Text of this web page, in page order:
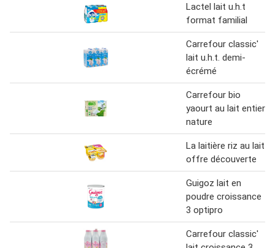
Lactel lait u.h.t
format familial
Carrefour classic'
lait u.h.t. demi-
écrémé
Carrefour bio
yaourt au lait entier
nature
La laitière riz au lait
offre découverte
Guigoz lait en
poudre croissance
3 optipro
Carrefour classic'